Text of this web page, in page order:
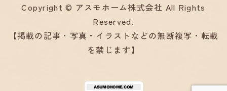
Copyright © アスモホーム株式会社 All Rights
Reserved.
【掲載の記事・写真・イラストなどの無断複写・転載
を禁じます】